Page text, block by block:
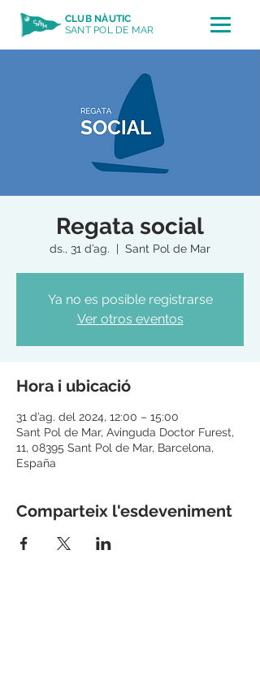
CLUB NÀUTIC
SANT POL DE MAR
Regata social
ds., 31 d’ag.
  |
Sant Pol de Mar
Ya no es posible registrarse
Ver otros eventos
Hora i ubicació
31 d’ag. del 2024, 12:00 – 15:00
Sant Pol de Mar, Avinguda Doctor Furest,
11, 08395 Sant Pol de Mar, Barcelona,
España
Comparteix l'esdeveniment